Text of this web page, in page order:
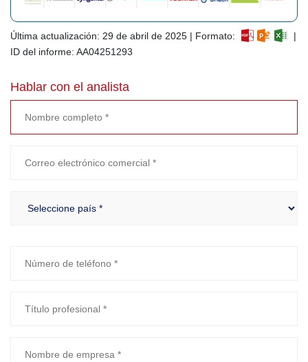
Última actualización: 29 de abril de 2025 | Formato:
|
ID del informe: AA04251293
Hablar con el analista